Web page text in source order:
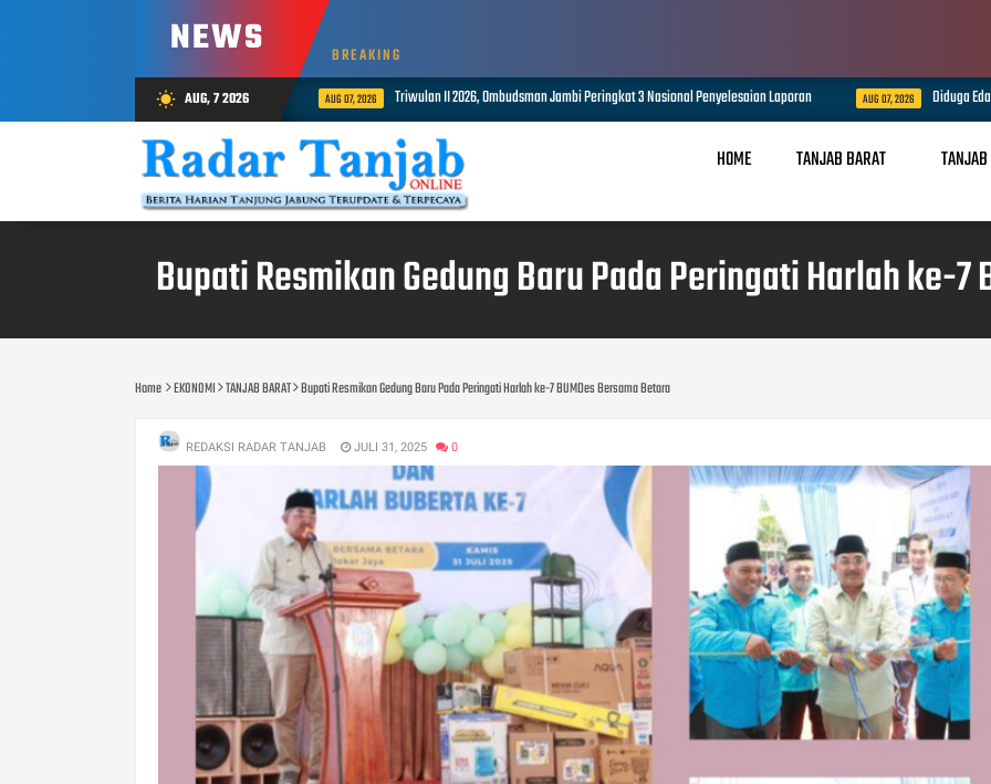
NEWS BREAKING
wb_sunny AUG, 7 2026
AUG 07, 2026 Triwulan II 2026, Ombudsman Jambi Peringkat 3 Nasional Penyelesaian Laporan AUG 07, 2026 Diduga Edarkan Sabu,
HOME TANJAB BARAT
Bupati Resmikan Gedung Baru Pada Peringati Harlah ke-7
Home EKONOMI TANJAB BARAT Bupati Resmikan Gedung Baru Pada Peringati Harlah ke-7 BUMDes Bersama Betara
REDAKSI RADAR TANJAB JULI 31, 2025 0